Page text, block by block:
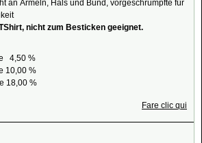
an Ärmeln, Hals und Bund, vorgeschrumpfte für
nicht zum Besticken geeignet.
4,50 %
10,00 %
18,00 %
Fare clic qui